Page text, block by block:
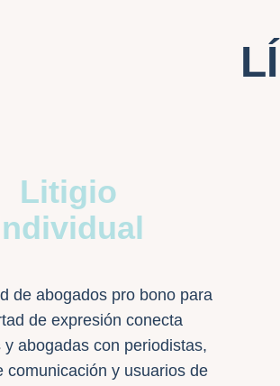
Litigio
de abogados pro bono para
de expresión conecta
y abogadas con periodistas,
comunicación y usuarios de